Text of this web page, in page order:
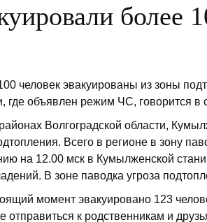
более
человек эвакуированы из зоны
где объявлен режим ЧС, говорится
Волгоградской области,
Всего в регионе в зону
на 12.00 мск в Кумылженской
В зоне паводка угроза
момент эвакуировано 123
отправиться к родственникам и